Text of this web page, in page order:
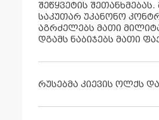
შეწყვეტის
საკუთარ უკანონო
აგრძელებს მათი
დგამს ნაბიჯებს მათი
რუსებმა კიევის ოლქს